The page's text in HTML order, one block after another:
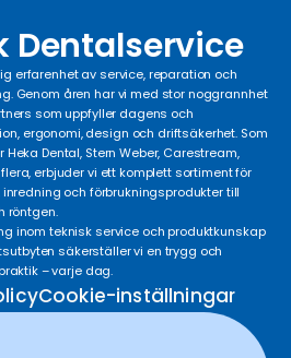
Dentalservice
erfarenhet av service, reparation och
Genom åren har vi med stor noggrannhet
som uppfyller dagens och
ergonomi, design och driftsäkerhet. Som
Dental, Stern Weber, Carestream,
flera, erbjuder vi ett komplett sortiment för
och förbrukningsprodukter till
röntgen.
inom teknisk service och produktkunskap
säkerställer vi en trygg och
– varje dag.
Cookie-inställningar